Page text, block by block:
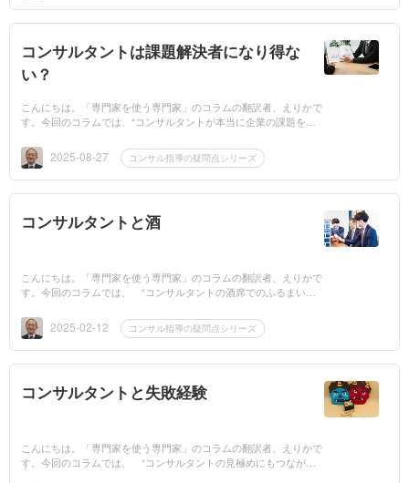
コンサルタントは課題解決者になり得な
い？
こんにちは。「専門家を使う専門家」のコラムの翻訳者、えりかで
す。今回のコラムでは、“コンサルタントが本当に企業の課題を解
は、“「真」の課題解決者...
2025-08-27 コンサル指導の疑問点シリーズ
コンサルタントと酒
こんにちは。「専門家を使う専門家」のコラムの翻訳者、えりかで
す。今回のコラムでは、 “コンサルタントの酒席でのふるまいを
ります。――――...
2025-02-12 コンサル指導の疑問点シリーズ
コンサルタントと失敗経験
こんにちは。「専門家を使う専門家」のコラムの翻訳者、えりかで
す。今回のコラムでは、 “コンサルタントの見極めにもつなが